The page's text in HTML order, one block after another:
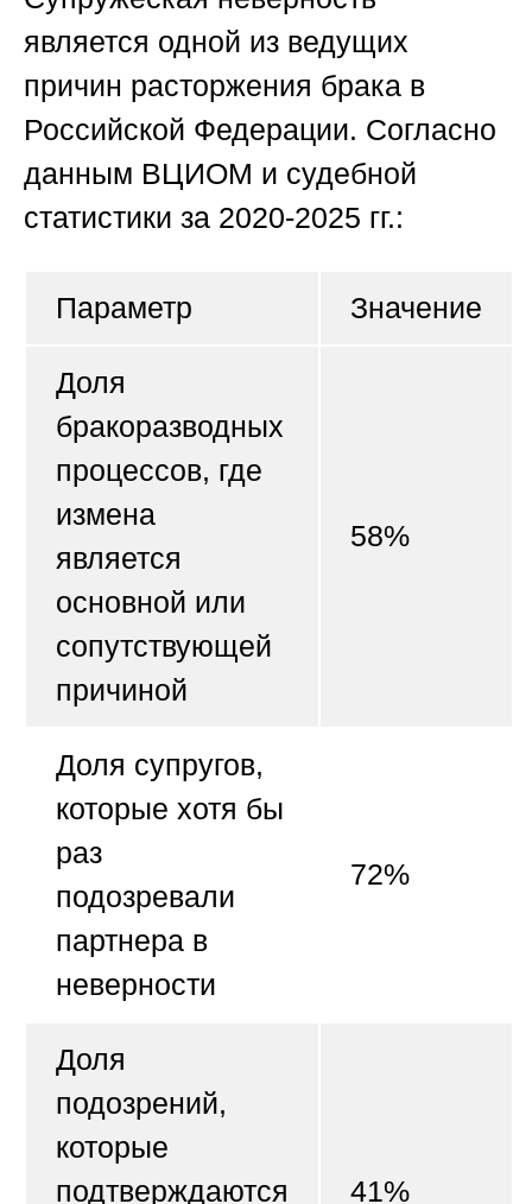
является одной из ведущих
причин расторжения брака в
Российской Федерации. Согласно
данным ВЦИОМ и судебной
статистики за 2020-2025 гг.:
Параметр Значение
Доля
бракоразводных
процессов, где
измена
является
основной или
сопутствующей
причиной
58%
Доля супругов,
которые хотя бы
раз
подозревали
партнера в
неверности
72%
Доля
подозрений,
которые
подтверждаются
41%